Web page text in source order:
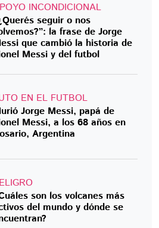
INCONDICIONAL
seguir o nos
la frase de Jorge
que cambió la historia de
Messi y del futbol
EN EL FUTBOL
Jorge Messi, papá de
Messi, a los 68 años en
Argentina
son los volcanes más
del mundo y dónde se